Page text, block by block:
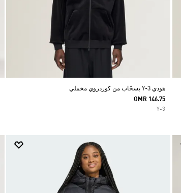
هودي Y-3 بسحّاب من كوردروي مخملي
OMR 146.75
Y-3